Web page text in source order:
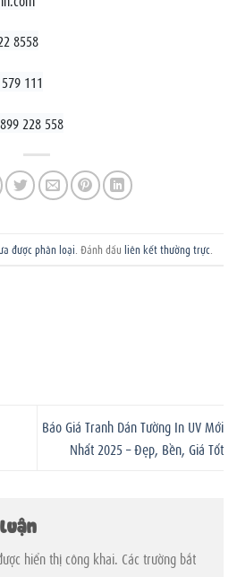
8558
111
228 558
được phân loại . Đánh dấu liên kết thường trực
Báo Giá Tranh Dán Tường In UV Mới
Nhất 2025 – Đẹp, Bền, Giá Tốt
hiển thị công khai. Các trường bắt